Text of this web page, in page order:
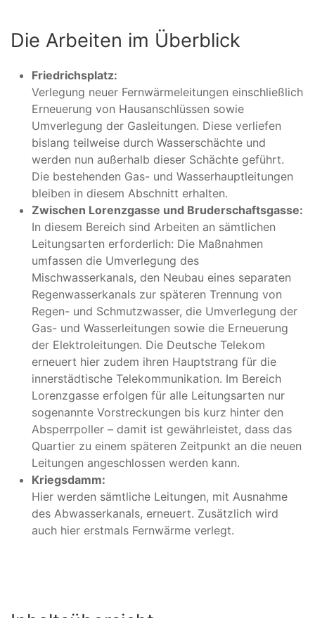
Die Arbeiten im Überblick
Friedrichsplatz:
Verlegung neuer Fernwärmeleitungen einschließlich
Erneuerung von Hausanschlüssen sowie
Umverlegung der Gasleitungen. Diese verliefen
bislang teilweise durch Wasserschächte und
werden nun außerhalb dieser Schächte geführt.
Die bestehenden Gas- und Wasserhauptleitungen
bleiben in diesem Abschnitt erhalten.
Zwischen Lorenzgasse und Bruderschaftsgasse:
In diesem Bereich sind Arbeiten an sämtlichen
Leitungsarten erforderlich: Die Maßnahmen
umfassen die Umverlegung des
Mischwasserkanals, den Neubau eines separaten
Regenwasserkanals zur späteren Trennung von
Regen- und Schmutzwasser, die Umverlegung der
Gas- und Wasserleitungen sowie die Erneuerung
der Elektroleitungen. Die Deutsche Telekom
erneuert hier zudem ihren Hauptstrang für die
innerstädtische Telekommunikation. Im Bereich
Lorenzgasse erfolgen für alle Leitungsarten nur
sogenannte Vorstreckungen bis kurz hinter den
Absperrpoller – damit ist gewährleistet, dass das
Quartier zu einem späteren Zeitpunkt an die neuen
Leitungen angeschlossen werden kann.
Kriegsdamm:
Hier werden sämtliche Leitungen, mit Ausnahme
des Abwasserkanals, erneuert. Zusätzlich wird
auch hier erstmals Fernwärme verlegt.